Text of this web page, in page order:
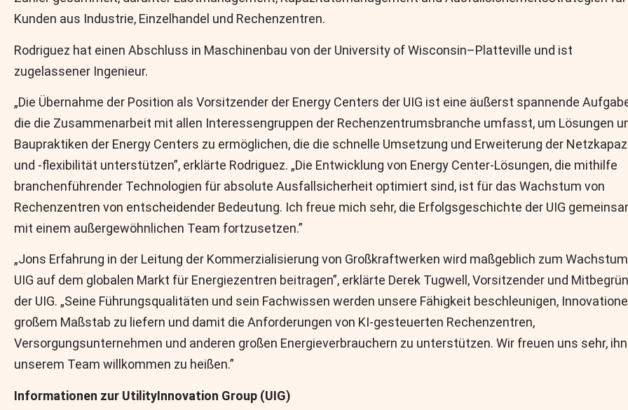
Kunden aus Industrie, Einzelhandel und Rechenzentren.
Rodriguez hat einen Abschluss in Maschinenbau von der University of Wisconsin–Platteville und ist
zugelassener Ingenieur.
„Die Übernahme der Position als Vorsitzender der Energy Centers der UIG ist eine äußerst spannende
die die Zusammenarbeit mit allen Interessengruppen der Rechenzentrumsbranche umfasst, um Lösungen
Baupraktiken der Energy Centers zu ermöglichen, die die schnelle Umsetzung und Erweiterung der
und -flexibilität unterstützen”, erklärte Rodriguez. „Die Entwicklung von Energy Center-Lösungen, die mithilfe
branchenführender Technologien für absolute Ausfallsicherheit optimiert sind, ist für das Wachstum von
Rechenzentren von entscheidender Bedeutung. Ich freue mich sehr, die Erfolgsgeschichte der UIG
mit einem außergewöhnlichen Team fortzusetzen.”
„Jons Erfahrung in der Leitung der Kommerzialisierung von Großkraftwerken wird maßgeblich zum
UIG auf dem globalen Markt für Energiezentren beitragen”, erklärte Derek Tugwell, Vorsitzender und
der UIG. „Seine Führungsqualitäten und sein Fachwissen werden unsere Fähigkeit beschleunigen,
großem Maßstab zu liefern und damit die Anforderungen von KI-gesteuerten Rechenzentren,
Versorgungsunternehmen und anderen großen Energieverbrauchern zu unterstützen. Wir freuen uns sehr,
unserem Team willkommen zu heißen.”
Informationen zur UtilityInnovation Group (UIG)